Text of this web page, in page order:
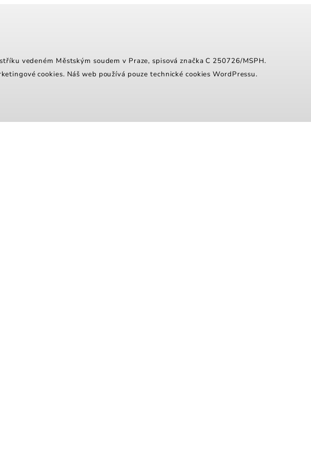
vedeném Městským soudem v Praze, spisová značka C 250726/MSPH.
cookies. Náš web používá pouze technické cookies WordPressu.